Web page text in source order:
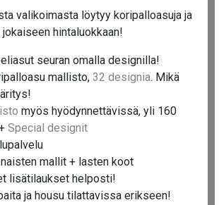
valikoimasta löytyy koripalloasuja ja
hintaluokkaan!
seuran omalla designilla!
mallisto, 32 designia. Mikä
myös hyödynnettävissä, yli 160
Special designit
mallit + lasten koot
lisätilaukset helposti!
ja housu tilattavissa erikseen!